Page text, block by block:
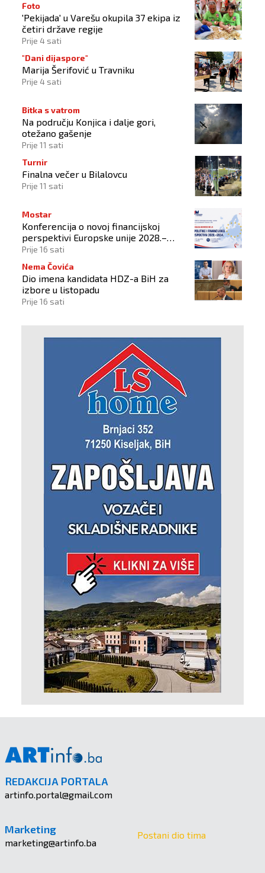
Foto
'Pekijada' u Varešu okupila 37 ekipa iz
četiri države regije
Prije 4 sati
"Dani dijaspore"
Marija Šerifović u Travniku
Prije 4 sati
Bitka s vatrom
Na području Konjica i dalje gori,
otežano gašenje
Prije 11 sati
Turnir
Finalna večer u Bilalovcu
Prije 11 sati
Mostar
Konferencija o novoj financijskoj
perspektivi Europske unije 2028.–
2034.
Prije 16 sati
Nema Čovića
Dio imena kandidata HDZ-a BiH za
izbore u listopadu
Prije 16 sati
REDAKCIJA PORTALA
artinfo.portal@gmail.com
Marketing
marketing@artinfo.ba
Postani dio tima